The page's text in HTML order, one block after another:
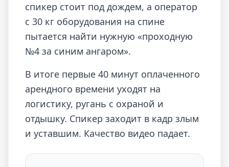
спикер стоит под дождем, а оператор
с 30 кг оборудования на спине
пытается найти нужную «проходную
№4 за синим ангаром».
В итоге первые 40 минут оплаченного
арендного времени уходят на
логистику, ругань с охраной и
отдышку. Спикер заходит в кадр злым
и уставшим. Качество видео падает.